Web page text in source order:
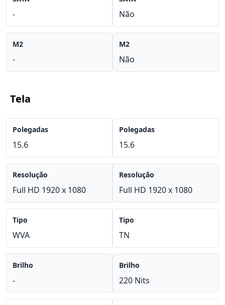
-
M2
-
Não
M2
Não
Tela
Polegadas
15.6
Resolução
Full HD 1920 x 1080
Tipo
WVA
Brilho
-
Polegadas
15.6
Resolução
Full HD 1920 x 1080
Tipo
TN
Brilho
220 Nits